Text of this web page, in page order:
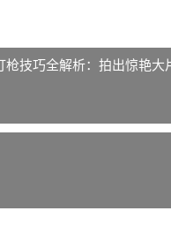
枪技巧全解析：拍出惊艳大